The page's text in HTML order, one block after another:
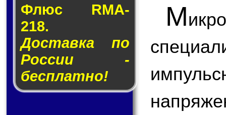
Флюс RMA-
218.
Доставка по
России -
бесплатно!
М